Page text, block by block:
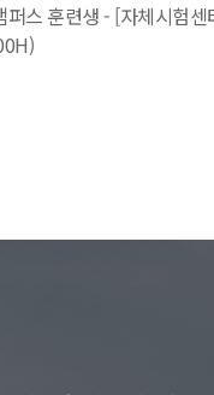
퍼스 훈련생 - [자체시험